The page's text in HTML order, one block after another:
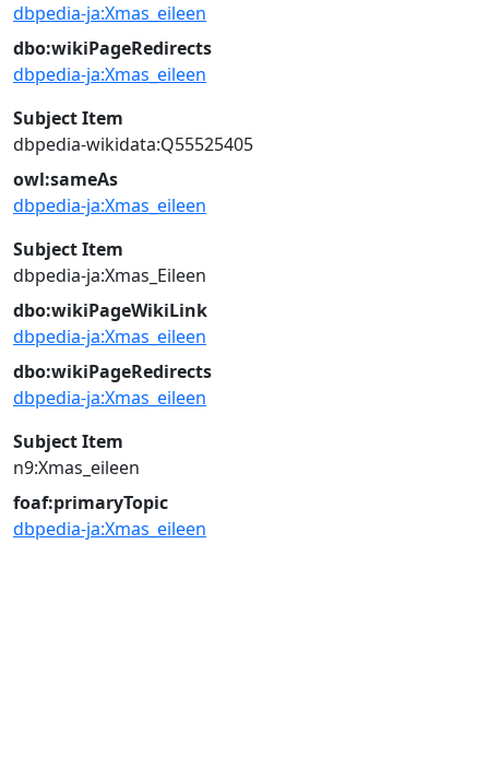
dbpedia-ja:Xmas_eileen
dbo:wikiPageRedirects
dbpedia-ja:Xmas_eileen
Subject Item
dbpedia-wikidata:Q55525405
owl:sameAs
dbpedia-ja:Xmas_eileen
Subject Item
dbpedia-ja:Xmas_Eileen
dbo:wikiPageWikiLink
dbpedia-ja:Xmas_eileen
dbo:wikiPageRedirects
dbpedia-ja:Xmas_eileen
Subject Item
n9:Xmas_eileen
foaf:primaryTopic
dbpedia-ja:Xmas_eileen